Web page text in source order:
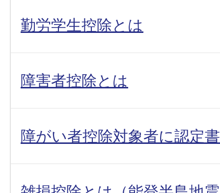
勤労学生控除とは
障害者控除とは
障がい者控除対象者に認定